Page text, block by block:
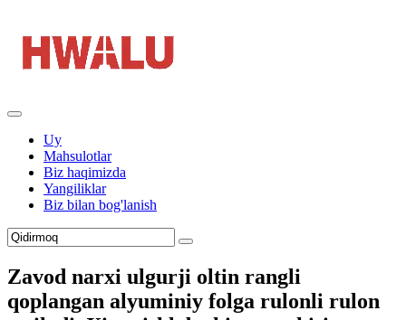
Uy
Mahsulotlar
Biz haqimizda
Yangiliklar
Biz bilan bog'lanish
Zavod narxi ulgurji oltin rangli
qoplangan alyuminiy folga rulonli rulon